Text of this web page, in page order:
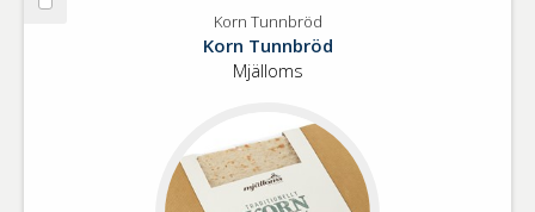
Välj
Korn Tunnbröd
Korn Tunnbröd
Mjälloms